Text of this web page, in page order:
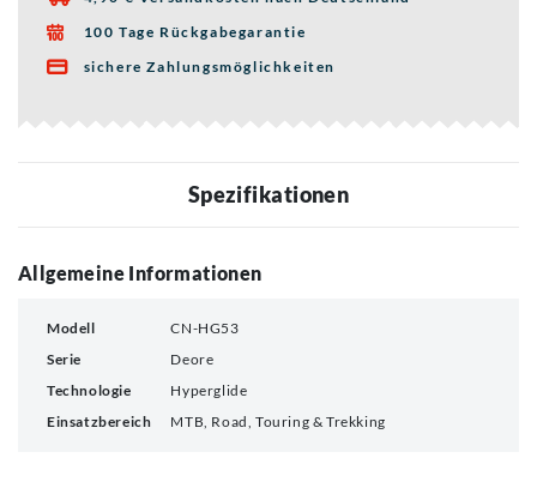
 100 Tage Rückgabegarantie
 sichere Zahlungsmöglichkeiten
Spezifikationen
Allgemeine Informationen
Modell
CN-HG53
Serie
Deore
Technologie
Hyperglide
Einsatzbereich
MTB, Road, Touring & Trekking